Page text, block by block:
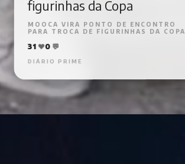
figurinhas da Copa
MOOCA VIRA PONTO DE ENCONTRO
PARA TROCA DE FIGURINHAS DA COPA
31❤️0💬
DIÁRIO PRIME